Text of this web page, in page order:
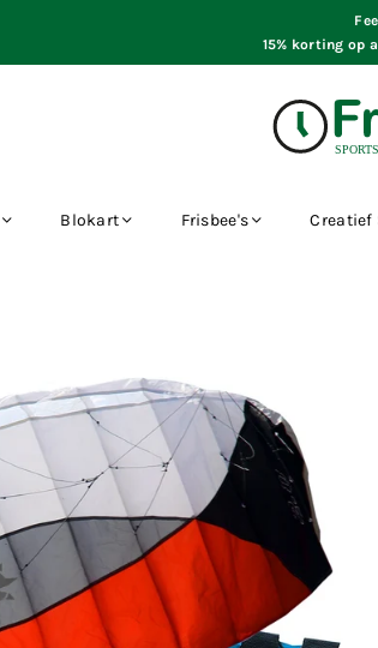
15% korting op
Blokart Frisbee's Creatief